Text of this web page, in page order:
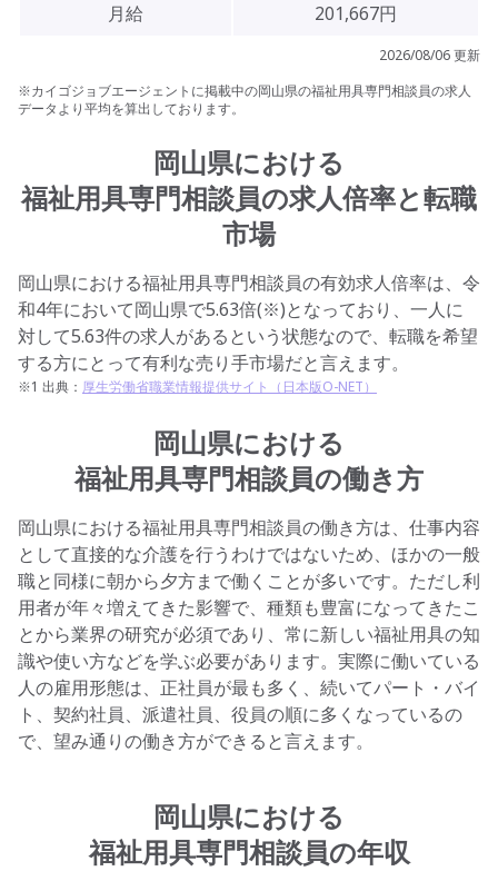
月給
201,667円
2026/08/06 更新
※カイゴジョブエージェントに掲載中の岡山県の福祉用具専門相談員の求人
データより平均を算出しております。
岡山県における
福祉用具専門相談員の求人倍率と転職
市場
岡山県における福祉用具専門相談員の有効求人倍率は、令
和4年において岡山県で5.63倍(※)となっており、一人に
対して5.63件の求人があるという状態なので、転職を希望
する方にとって有利な売り手市場だと言えます。
※1 出典： 厚生労働省職業情報提供サイト（日本版O-NET）
岡山県における
福祉用具専門相談員の働き方
岡山県における福祉用具専門相談員の働き方は、仕事内容
として直接的な介護を行うわけではないため、ほかの一般
職と同様に朝から夕方まで働くことが多いです。ただし利
用者が年々増えてきた影響で、種類も豊富になってきたこ
とから業界の研究が必須であり、常に新しい福祉用具の知
識や使い方などを学ぶ必要があります。実際に働いている
人の雇用形態は、正社員が最も多く、続いてパート・バイ
ト、契約社員、派遣社員、役員の順に多くなっているの
で、望み通りの働き方ができると言えます。
岡山県における
福祉用具専門相談員の年収